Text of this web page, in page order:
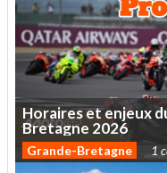
Horairesetenjeux
Bretagne 2026
Grande-Bretagne 1